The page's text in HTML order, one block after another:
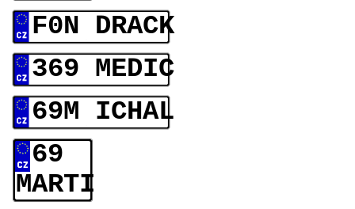
F0N DRACK
369 MEDIC
69M ICHAL
69
MARTI